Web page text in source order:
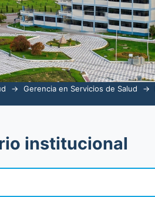
→ Gerencia en Servicios de Salud →
institucional